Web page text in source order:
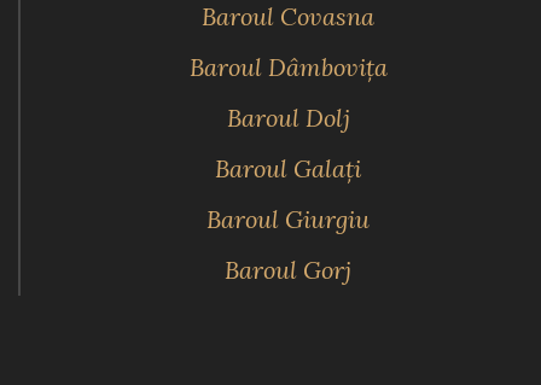
Baroul Covasna
Baroul Dâmboviţa
Baroul Dolj
Baroul Galaţi
Baroul Giurgiu
Baroul Gorj